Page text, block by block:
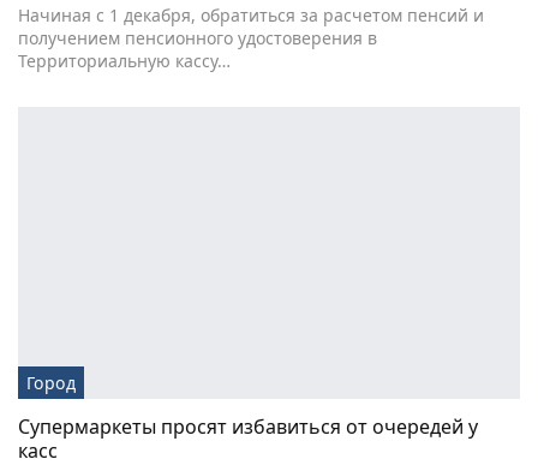
Начиная с 1 декабря, обратиться за расчетом пенсий и
получением пенсионного удостоверения в
Территориальную кассу…
Город
Супермаркеты просят избавиться от очередей у
касс